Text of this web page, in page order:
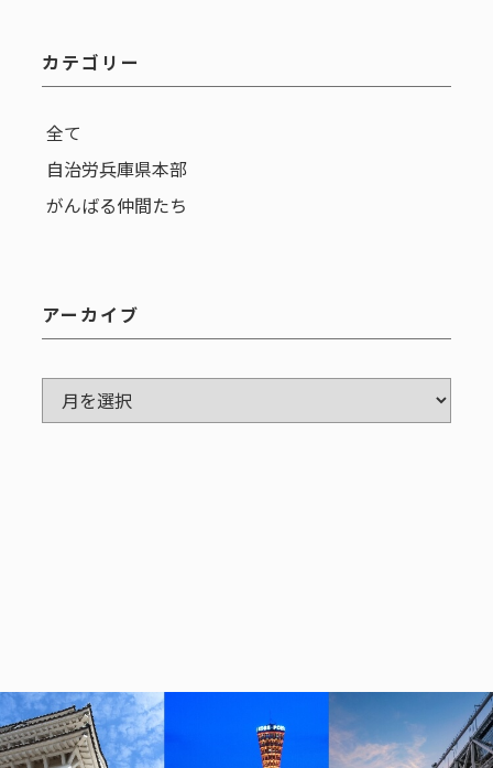
カテゴリー
全て
自治労兵庫県本部
がんばる仲間たち
アーカイブ
ア